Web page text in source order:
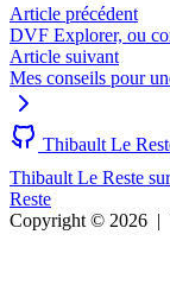
Article précédent
DVF Explorer, ou
Article suivant
Mes conseils pour
Thibault Le
Thibault Le Reste
Reste
Copyright © 2026 |